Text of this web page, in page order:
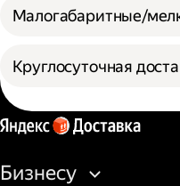
Малогабаритные/
Круглосуточная
Бизнесу